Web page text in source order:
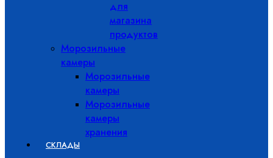
для
магазина
продуктов
Морозильные
камеры
Морозильные
камеры
Морозильные
камеры
хранения
СКЛАДЫ